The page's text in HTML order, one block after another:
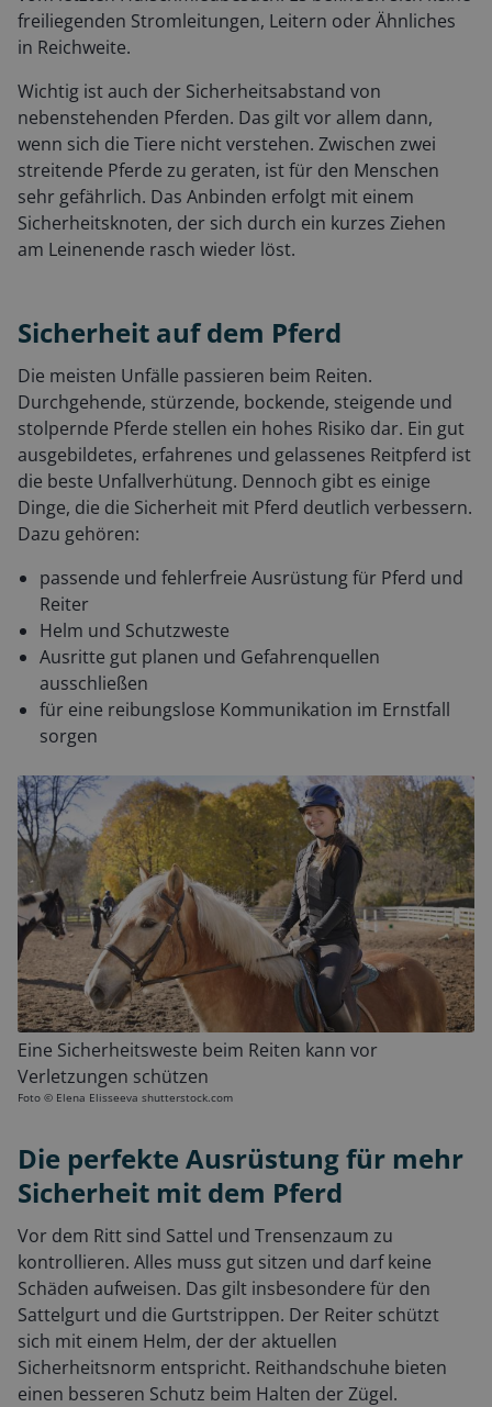
freiliegenden Stromleitungen, Leitern oder Ähnliches
in Reichweite.
Wichtig ist auch der Sicherheitsabstand von
nebenstehenden Pferden. Das gilt vor allem dann,
wenn sich die Tiere nicht verstehen. Zwischen zwei
streitende Pferde zu geraten, ist für den Menschen
sehr gefährlich. Das Anbinden erfolgt mit einem
Sicherheitsknoten, der sich durch ein kurzes Ziehen
am Leinenende rasch wieder löst.
Sicherheit auf dem Pferd
Die meisten Unfälle passieren beim Reiten.
Durchgehende, stürzende, bockende, steigende und
stolpernde Pferde stellen ein hohes Risiko dar. Ein gut
ausgebildetes, erfahrenes und gelassenes Reitpferd ist
die beste Unfallverhütung. Dennoch gibt es einige
Dinge, die die Sicherheit mit Pferd deutlich verbessern.
Dazu gehören:
passende und fehlerfreie Ausrüstung für Pferd und
Reiter
Helm und Schutzweste
Ausritte gut planen und Gefahrenquellen
ausschließen
für eine reibungslose Kommunikation im Ernstfall
sorgen
Eine Sicherheitsweste beim Reiten kann vor
Verletzungen schützen
Foto © Elena Elisseeva shutterstock.com
Die perfekte Ausrüstung für mehr
Sicherheit mit dem Pferd
Vor dem Ritt sind Sattel und Trensenzaum zu
kontrollieren. Alles muss gut sitzen und darf keine
Schäden aufweisen. Das gilt insbesondere für den
Sattelgurt und die Gurtstrippen. Der Reiter schützt
sich mit einem Helm, der der aktuellen
Sicherheitsnorm entspricht. Reithandschuhe bieten
einen besseren Schutz beim Halten der Zügel.